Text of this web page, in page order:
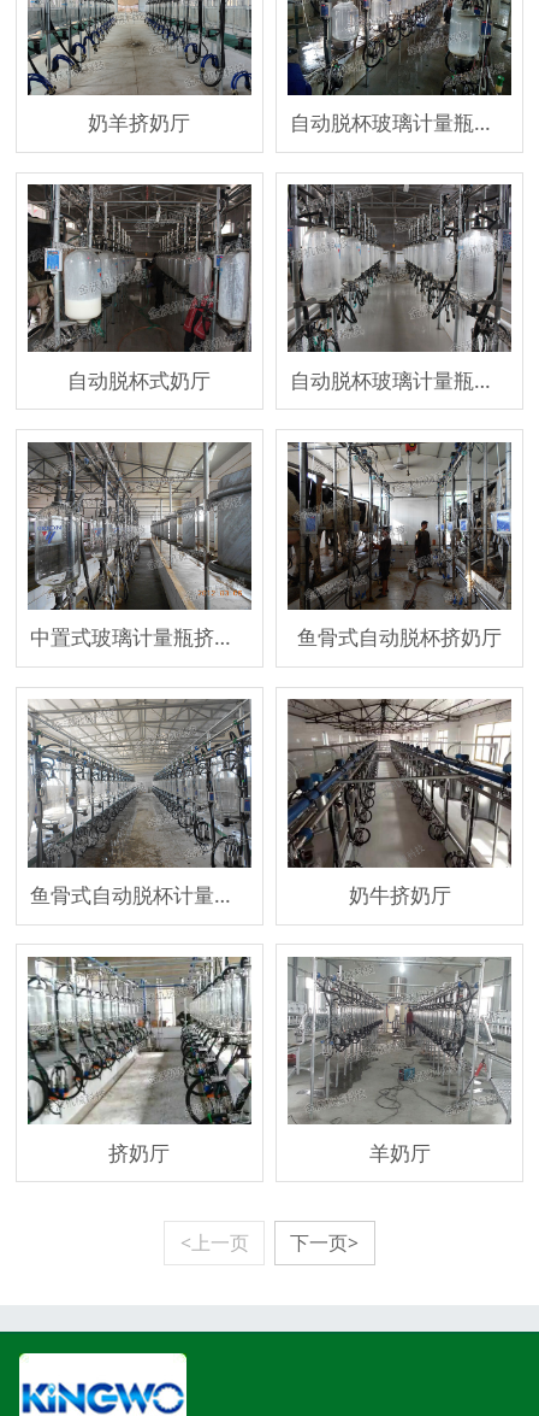
奶羊挤奶厅 自动脱杯玻璃计量瓶鱼骨式奶厅
自动脱杯式奶厅 自动脱杯玻璃计量瓶式鱼骨式奶厅
中置式玻璃计量瓶挤奶厅 鱼骨式自动脱杯挤奶厅
鱼骨式自动脱杯计量瓶式奶厅 奶牛挤奶厅
挤奶厅 羊奶厅
<上一页 下一页>